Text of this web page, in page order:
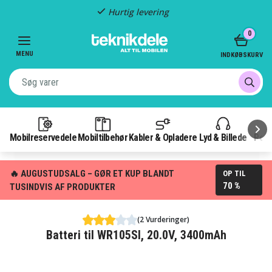
Hurtig levering
MENU
Mobilreservedele Mobiltilbehør Kabler & Opladere Lyd & Billede
0
INDKØBSKURV
🔥 AUGUSTUDSALG – GØR ET KUP BLANDT
TUSINDVIS AF PRODUKTER
OP TIL
70 %
(2 Vurderinger)
Batteri til WR105SI, 20.0V, 3400mAh